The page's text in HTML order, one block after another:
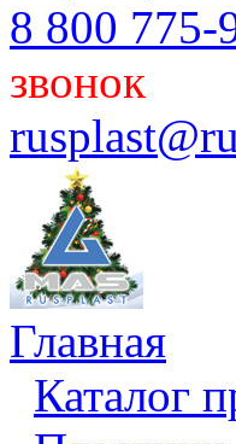
8 800 775-
звонок
Главная
Каталог